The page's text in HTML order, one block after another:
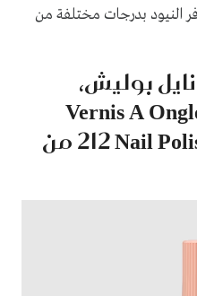
النيود بدرجات مختلفة من
بوليش،
Vernis A
Nail 212 من